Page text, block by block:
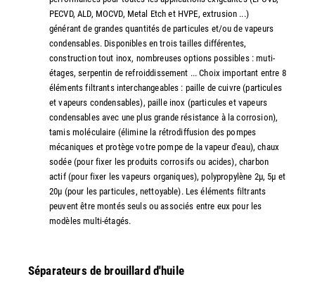
PECVD, ALD, MOCVD, Metal Etch et HVPE, extrusion ...)
générant de grandes quantités de particules et/ou de vapeurs
condensables. Disponibles en trois tailles différentes,
construction tout inox, nombreuses options possibles : muti-
étages, serpentin de refroiddissement ... Choix important entre 8
éléments filtrants interchangeables : paille de cuivre (particules
et vapeurs condensables), paille inox (particules et vapeurs
condensables avec une plus grande résistance à la corrosion),
tamis moléculaire (élimine la rétrodiffusion des pompes
mécaniques et protège votre pompe de la vapeur d'eau), chaux
sodée (pour fixer les produits corrosifs ou acides), charbon
actif (pour fixer les vapeurs organiques), polypropylène 2µ, 5µ et
20µ (pour les particules, nettoyable). Les éléments filtrants
peuvent être montés seuls ou associés entre eux pour les
modèles multi-étagés.
Séparateurs de brouillard d'huile